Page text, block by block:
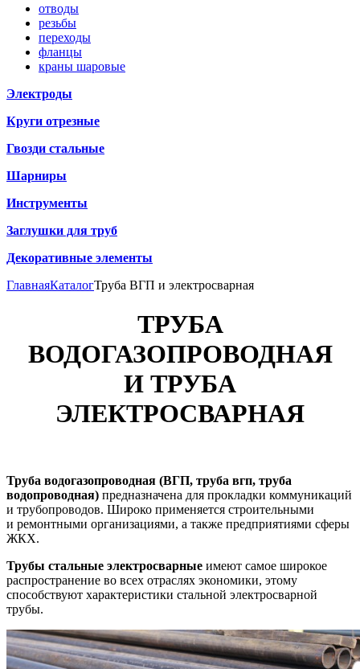
отводы
резьбы
переходы
фланцы
краны шаровые
Электроды
Круги отрезные
Гвозди стальные
Шарниры
Инструменты
Заглушки для труб
Декоративные элементы
ГлавнаяКаталогТруба ВГП и электросварная
ТРУБА
ВОДОГАЗОПРОВОДНАЯ
И ТРУБА
ЭЛЕКТРОСВАРНАЯ
Труба водогазопроводная (ВГП, труба вгп, труба
водопроводная) предназначена для прокладки коммуникаций
и трубопроводов. Широко применяется строительными
и ремонтными организациями, а также предприятиями сферы
ЖКХ.
Трубы стальные электросварные имеют самое широкое
распространение во всех отраслях экономики, этому
способствуют характеристики стальной электросварной
трубы.